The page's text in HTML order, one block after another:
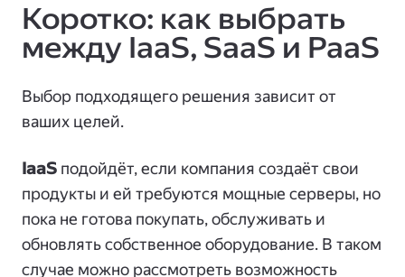
Коротко: как выбрать
между IaaS, SaaS и PaaS
Выбор подходящего решения зависит от
ваших целей.
IaaS подойдёт, если компания создаёт свои
продукты и ей требуются мощные серверы, но
пока не готова покупать, обслуживать и
обновлять собственное оборудование. В таком
случае можно рассмотреть возможность